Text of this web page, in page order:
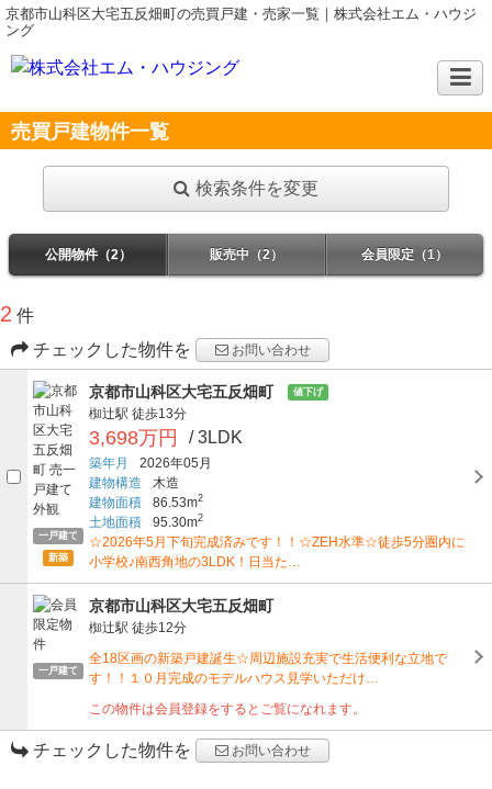
京都市山科区大宅五反畑町の売買戸建・売家一覧｜株式会社エム・ハウジ
ング
売買戸建物件一覧
検索条件を変更
公開物件（2） 販売中（2） 会員限定（1）
2 件
チェックした物件を
お問い合わせ
一戸建て
新築
京都市山科区大宅五反畑町 値下げ
椥辻駅 徒歩13分
3,698万円 / 3LDK
築年月
2026年05月
建物構造
木造
建物面積
86.53m2
土地面積 95.30m2
☆2026年5月下旬完成済みです！！☆ZEH水準☆徒歩5分圏内に
小学校♪南西角地の3LDK！日当た…
一戸建て
京都市山科区大宅五反畑町
椥辻駅 徒歩12分
全18区画の新築戸建誕生☆周辺施設充実で生活便利な立地で
す！！１０月完成のモデルハウス見学いただけ…
この物件は会員登録をするとご覧になれます。
チェックした物件を お問い合わせ